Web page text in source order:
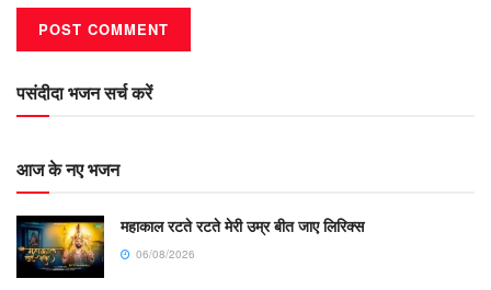
पसंदीदा भजन सर्च करें
आज के नए भजन
महाकाल रटते रटते मेरी उम्र बीत जाए लिरिक्स
06/08/2026